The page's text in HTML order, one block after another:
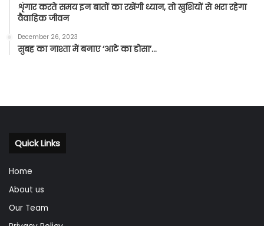
शृंगार करते समय इन बातों का रखेंगी ध्यान, तो खुशियों से भरा रहेगा
वैवाहिक जीवन
December 26, 2023
सुबह का नाश्ता में बनाए ‘आटे का डोसा’…
Quick Links
Home
About us
Our Team